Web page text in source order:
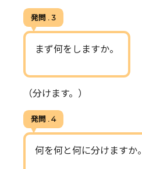
発問 . 3
まず何をしますか。
（分けます。）
発問 . 4
何を何と何に分けますか。